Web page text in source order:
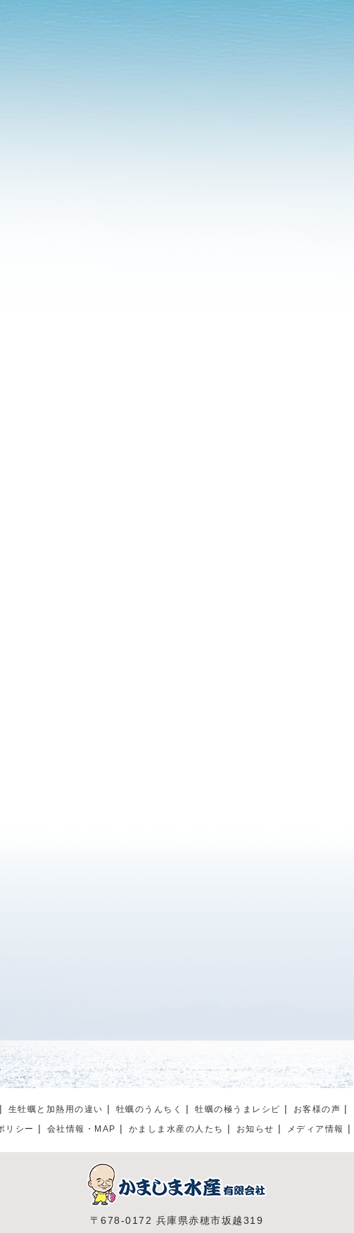
生牡蠣と加熱用の違い 牡蠣のうんちく 牡蠣の極うまレシピ お客様の声
リシー
会社情報・MAP かましま水産の人たち お知らせ メディア情報
〒678-0172 兵庫県赤穂市坂越319